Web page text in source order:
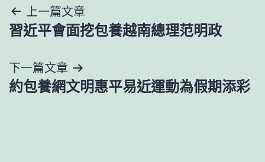
文
章
導
覽
上一篇文章
習近平會面挖包養越南總理范明政
下一篇文章
約包養網文明惠平易近運動為假期添彩